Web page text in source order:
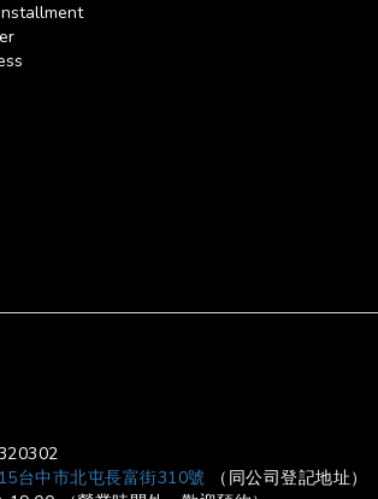
台中市北屯長富街310號 （同公司登記地址）